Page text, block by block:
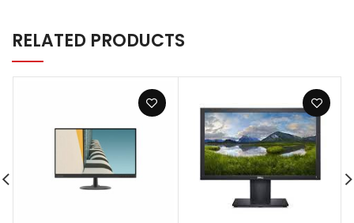
RELATED PRODUCTS